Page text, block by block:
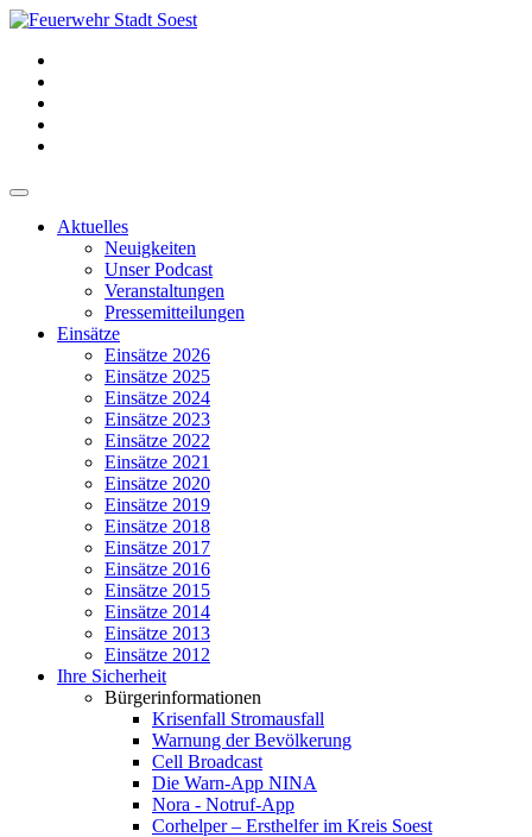
Aktuelles
Neuigkeiten
Unser Podcast
Veranstaltungen
Pressemitteilungen
Einsätze
Einsätze 2026
Einsätze 2025
Einsätze 2024
Einsätze 2023
Einsätze 2022
Einsätze 2021
Einsätze 2020
Einsätze 2019
Einsätze 2018
Einsätze 2017
Einsätze 2016
Einsätze 2015
Einsätze 2014
Einsätze 2013
Einsätze 2012
Ihre Sicherheit
Bürgerinformationen
Krisenfall Stromausfall
Warnung der Bevölkerung
Cell Broadcast
Die Warn-App NINA
Nora - Notruf-App
Corhelper – Ersthelfer im Kreis Soest